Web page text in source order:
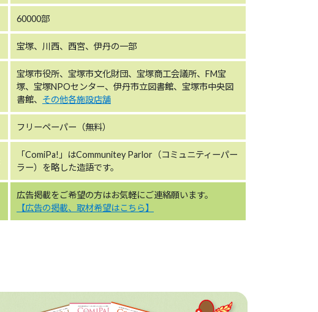
60000部
宝塚、川西、西宮、伊丹の一部
宝塚市役所、宝塚市文化財団、宝塚商工会議所、FM宝
塚、宝塚NPOセンター、伊丹市立図書館、宝塚市中央図
書館、 その他各施設店舗
フリーペーパー（無料）
「ComiPa!」はCommunitey Parlor（コミュニティーパー
ラー）を略した造語です。
広告掲載をご希望の方はお気軽にご連絡願います。
【広告の掲載、取材希望はこちら】